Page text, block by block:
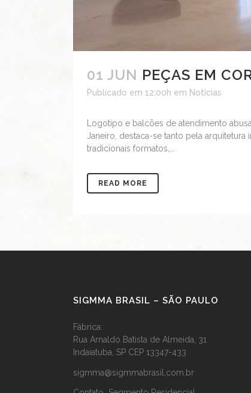
01 JUN PEÇAS EM
Publicado em 12:00h em Notícias
Logotipo e balcões de atendimento
Janeiro, destaca-se tanto pela
tradicionais formatos,...
READ MORE
SIGMMA BRASIL – SÃO PAULO
Fábrica:
Rua Arnaldo Batista de Almeida, 31
Indaiatuba, SP CEP 13347-433
sigmma@sigmmabrasil.com.br